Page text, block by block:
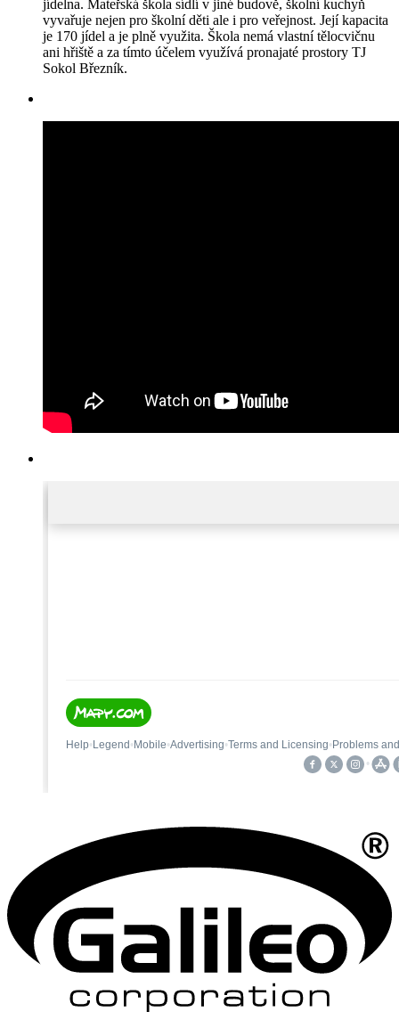
jídelna. Mateřská škola sídlí v jiné budově, školní kuchyň
vyvařuje nejen pro školní děti ale i pro veřejnost. Její kapacita
je 170 jídel a je plně využita. Škola nemá vlastní tělocvičnu
ani hřiště a za tímto účelem využívá pronajaté prostory TJ
Sokol Březník.